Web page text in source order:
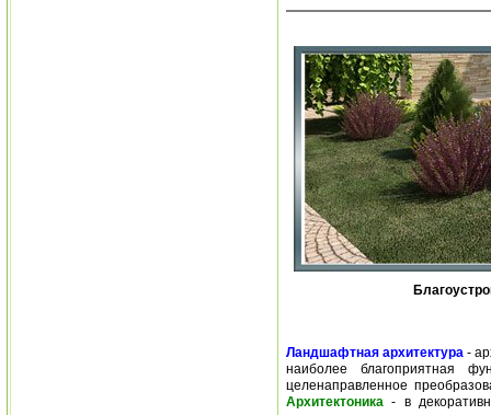
Ландшафтная архитектура-
наиболее благоприятная
целенаправленное
Архитектоника- в